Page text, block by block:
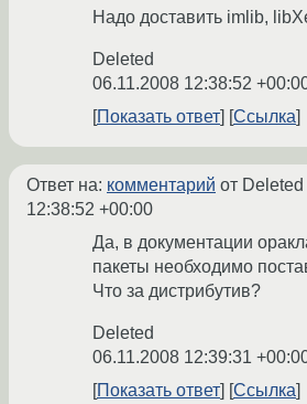
Надо доставить imlib,
Deleted
06.11.2008 12:38:52
Показать ответ
Ссылка
Ответ на: комментарий от Deleted
12:38:52 +00:00
Да, в документации
пакеты необходимо
Что за дистрибутив?
Deleted
06.11.2008 12:39:31
Показать ответ
Ссылка